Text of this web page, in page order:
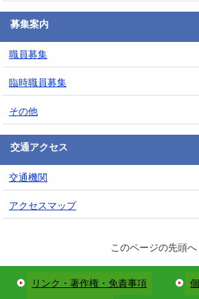
募集案内
職員募集
臨時職員募集
その他
交通アクセス
交通機関
アクセスマップ
このページの先頭へ
リンク・著作権・免責事項